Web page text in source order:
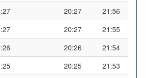
20:27
21:56
20:27
21:55
20:26
21:54
20:25
21:53